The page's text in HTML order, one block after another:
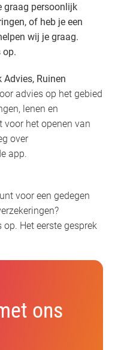
graag persoonlijk
of heb je een
wij je graag.
op.
Ruinen
advies op het gebied
lenen en
voor het openen van
over
app.
voor een gedegen
op. Het eerste gesprek
ons